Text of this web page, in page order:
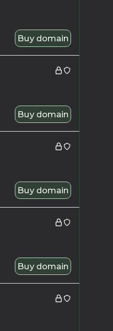
Buy domain
Buy domain
Buy domain
Buy domain